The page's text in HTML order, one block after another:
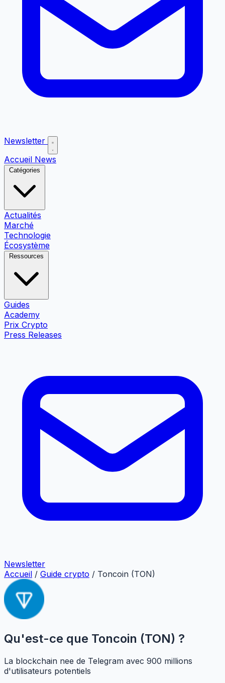
Newsletter
Accueil News
Catégories
Actualités
Marché
Technologie
Écosystème
Ressources
Guides
Academy
Prix Crypto
Press Releases
Newsletter
Accueil / Guide crypto / Toncoin (TON)
Qu'est-ce que Toncoin (TON) ?
La blockchain nee de Telegram avec 900 millions
d'utilisateurs potentiels